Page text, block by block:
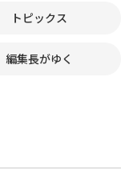
トピックス
編集長がゆく